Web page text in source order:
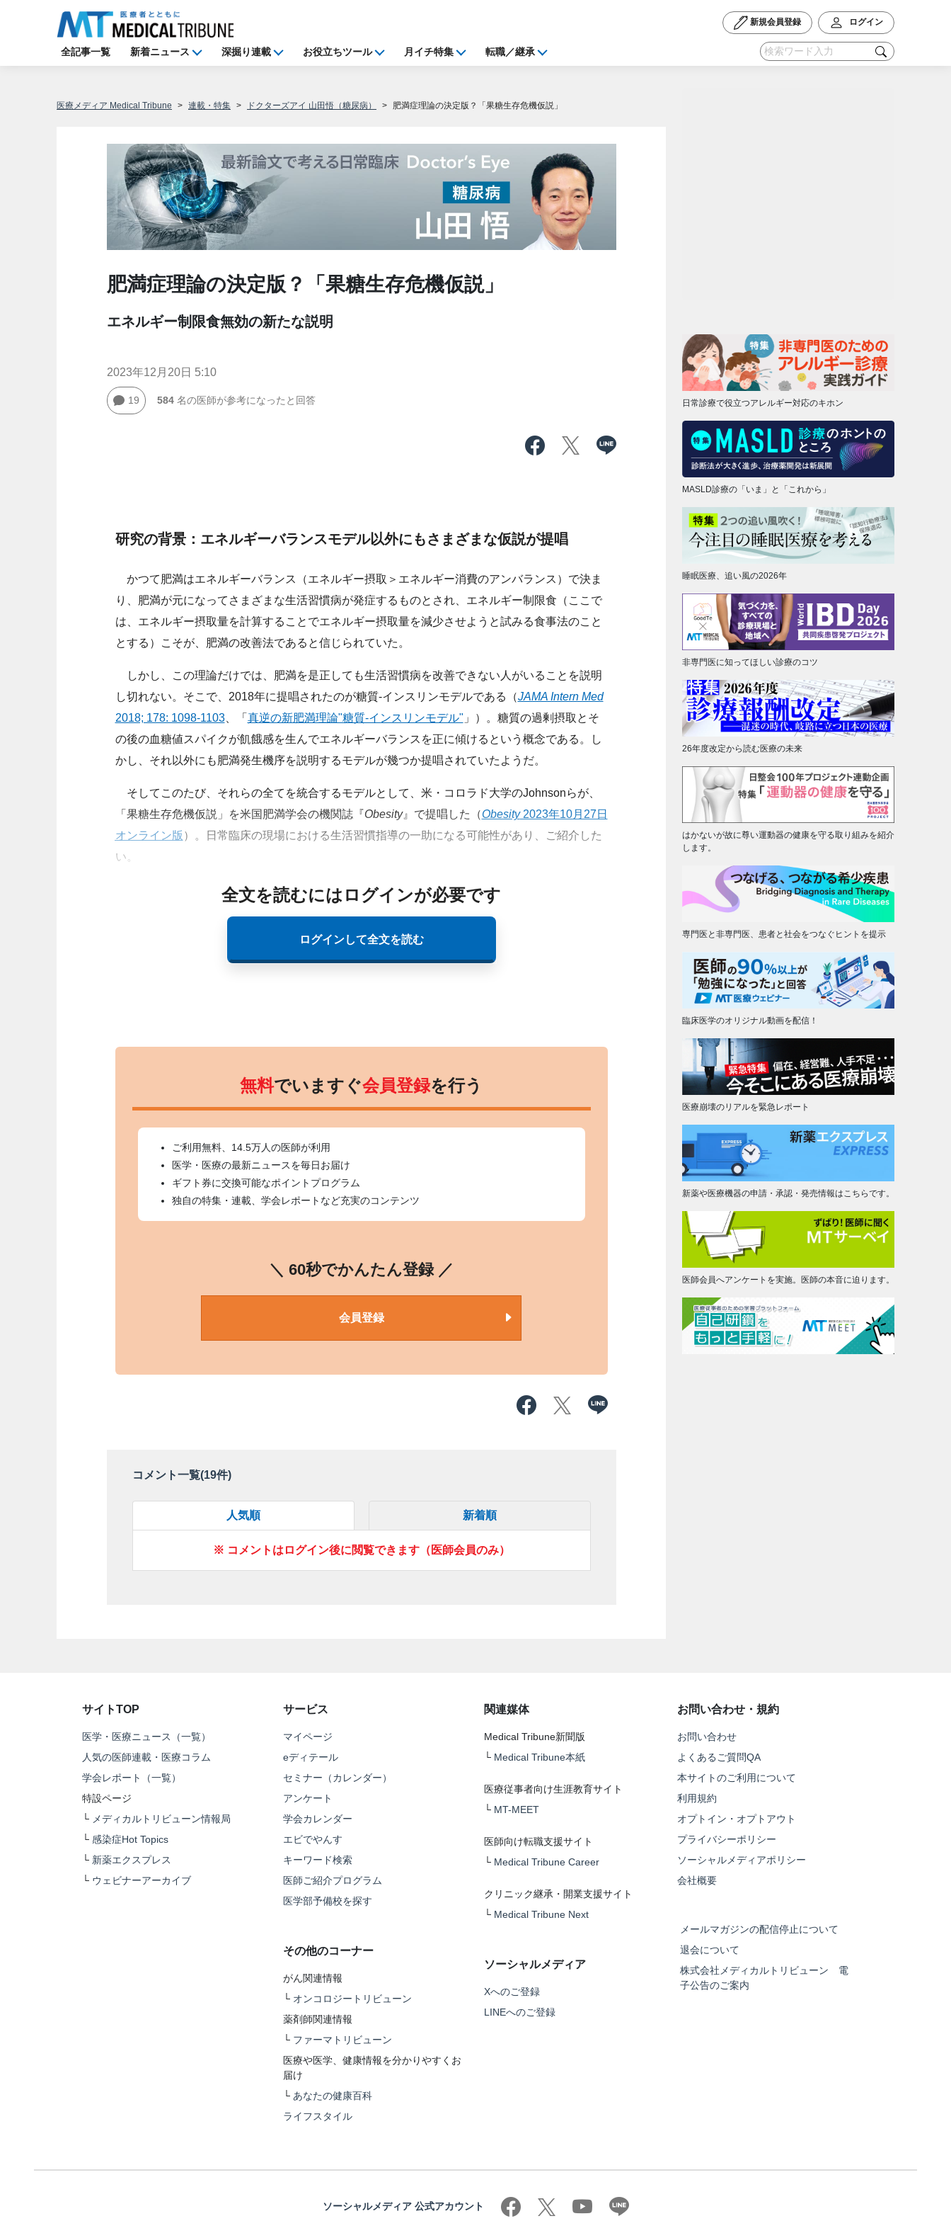
新規会員登録 ログイン
全記事一覧 新着ニュース 深掘り連載 お役立ちツール 月イチ特集 転職／継承
医療メディア Medical Tribune 連載・特集 ドクターズアイ 山田悟（糖尿病） 肥満症理論の決定版？「果糖生存危機仮説」
肥満症理論の決定版？「果糖生存危機仮説」
エネルギー制限食無効の新たな説明
2023年12月20日 5:10
19 584名の医師が参考になったと回答
研究の背景：エネルギーバランスモデル以外にもさまざまな仮説が提唱
かつて肥満はエネルギーバランス（エネルギー摂取＞エネルギー消費のアンバランス）で決ま
り、肥満が元になってさまざまな生活習慣病が発症するものとされ、エネルギー制限食（ここで
は、エネルギー摂取量を計算することでエネルギー摂取量を減少させようと試みる食事法のこと
とする）こそが、肥満の改善法であると信じられていた。
しかし、この理論だけでは、肥満を是正しても生活習慣病を改善できない人がいることを説明
し切れない。そこで、2018年に提唱されたのが糖質-インスリンモデルである（JAMA Intern Med
2018; 178: 1098-1103、「 真逆の新肥満理論"糖質-インスリンモデル" 」）。糖質の過剰摂取とそ
の後の血糖値スパイクが飢餓感を生んでエネルギーバランスを正に傾けるという概念である。し
かし、それ以外にも肥満発生機序を説明するモデルが幾つか提唱されていたようだ。
そしてこのたび、それらの全てを統合するモデルとして、米・コロラド大学のJohnsonらが、
「果糖生存危機仮説」を米国肥満学会の機関誌『Obesity』で提唱した（Obesity2023年10月27日
オンライン版 ）。日常臨床の現場における生活習慣指導の一助になる可能性があり、ご紹介した
い。
全文を読むにはログインが必要です
ログインして全文を読む
無料でいますぐ会員登録を行う
ご利用無料、14.5万人の医師が利用
医学・医療の最新ニュースを毎日お届け
ギフト券に交換可能なポイントプログラム
独自の特集・連載、学会レポートなど充実のコンテンツ
＼ 60秒でかんたん登録 ／
会員登録
コメント一覧(19件)
人気順 新着順
※ コメントはログイン後に閲覧できます（医師会員のみ）
日常診療で役立つアレルギー対応のキホン
MASLD診療の「いま」と「これから」
睡眠医療、追い風の2026年
非専門医に知ってほしい診療のコツ
26年度改定から読む医療の未来
はかないが故に尊い運動器の健康を守る取り組みを紹介
します。
専門医と非専門医、患者と社会をつなぐヒントを提示
臨床医学のオリジナル動画を配信！
医療崩壊のリアルを緊急レポート
新薬や医療機器の申請・承認・発売情報はこちらです。
医師会員へアンケートを実施。医師の本音に迫ります。
サイトTOP
医学・医療ニュース（一覧）
人気の医師連載・医療コラム
学会レポート（一覧）
特設ページ
└ メディカルトリビューン情報局
└ 感染症Hot Topics
└ 新薬エクスプレス
└ ウェビナーアーカイブ
サービス
マイページ
eディテール
セミナー（カレンダー）
アンケート
学会カレンダー
エビでやんす
キーワード検索
医師ご紹介プログラム
医学部予備校を探す
その他のコーナー
がん関連情報
└ オンコロジートリビューン
薬剤師関連情報
└ ファーマトリビューン
医療や医学、健康情報を分かりやすくお
届け
└ あなたの健康百科
ライフスタイル
関連媒体
Medical Tribune新聞版
└ Medical Tribune本紙
医療従事者向け生涯教育サイト
└ MT-MEET
医師向け転職支援サイト
└ Medical Tribune Career
クリニック継承・開業支援サイト
└ Medical Tribune Next
ソーシャルメディア
Xへのご登録
LINEへのご登録
お問い合わせ・規約
お問い合わせ
よくあるご質問QA
本サイトのご利用について
利用規約
オプトイン・オプトアウト
プライバシーポリシー
ソーシャルメディアポリシー
会社概要
メールマガジンの配信停止について
退会について
株式会社メディカルトリビューン 電
子公告のご案内
ソーシャルメディア 公式アカウント